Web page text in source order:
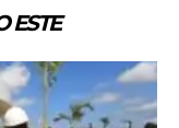
ESTE